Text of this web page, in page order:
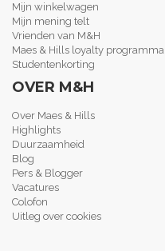
Mijn winkelwagen
Mijn mening telt
Vrienden van M&H
Maes & Hills loyalty programma
Studentenkorting
OVER M&H
Over Maes & Hills
Highlights
Duurzaamheid
Blog
Pers & Blogger
Vacatures
Colofon
Uitleg over cookies